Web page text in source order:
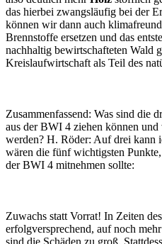
das hierbei zwangsläufig bei der
können wir dann auch
Brennstoffe ersetzen und das
nachhaltig bewirtschafteten Wald
Kreislaufwirtschaft als Teil des
Zusammenfassend: Was sind die
aus der BWI 4 ziehen können und
werden? H. Röder: Auf drei kann
wären die fünf wichtigsten
der BWI 4 mitnehmen sollte:
Zuwachs statt Vorrat! In Zeiten
erfolgversprechend, auf noch
sind die Schäden zu groß.